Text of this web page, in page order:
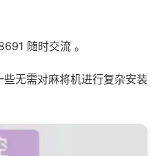
随时交流 。
无需对麻将机进行复杂安装